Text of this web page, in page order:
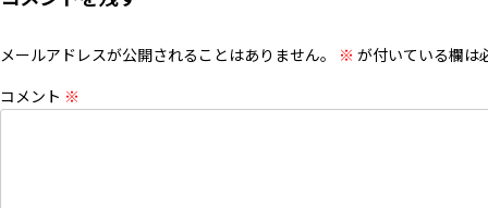
メールアドレスが公開されることはありません。 ※ が付いている欄は
コメント ※